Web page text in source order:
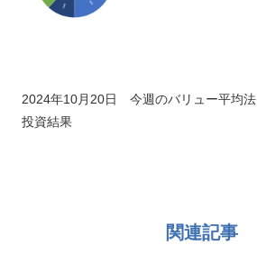
2024年10月20日 今週のバリュー平均法
投資結果
関連記事